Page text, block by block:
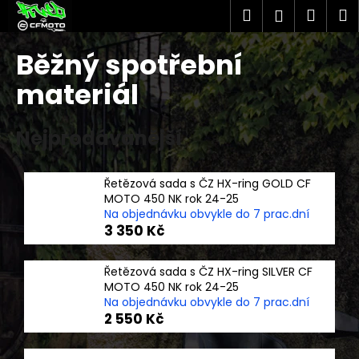
Přejít
obsah
Hledat
košík
Běžný spotřební
materiál
Nejprodávanější
Řetězová sada s ČZ HX-ring GOLD CF
MOTO 450 NK rok 24-25
Na objednávku obvykle do 7 prac.dní
3 350 Kč
Řetězová sada s ČZ HX-ring SILVER CF
MOTO 450 NK rok 24-25
Na objednávku obvykle do 7 prac.dní
2 550 Kč
o
š
k
Zpět
Zpět
C
o
p
o
t
u
j
e